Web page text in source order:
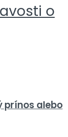
o
prínos alebo